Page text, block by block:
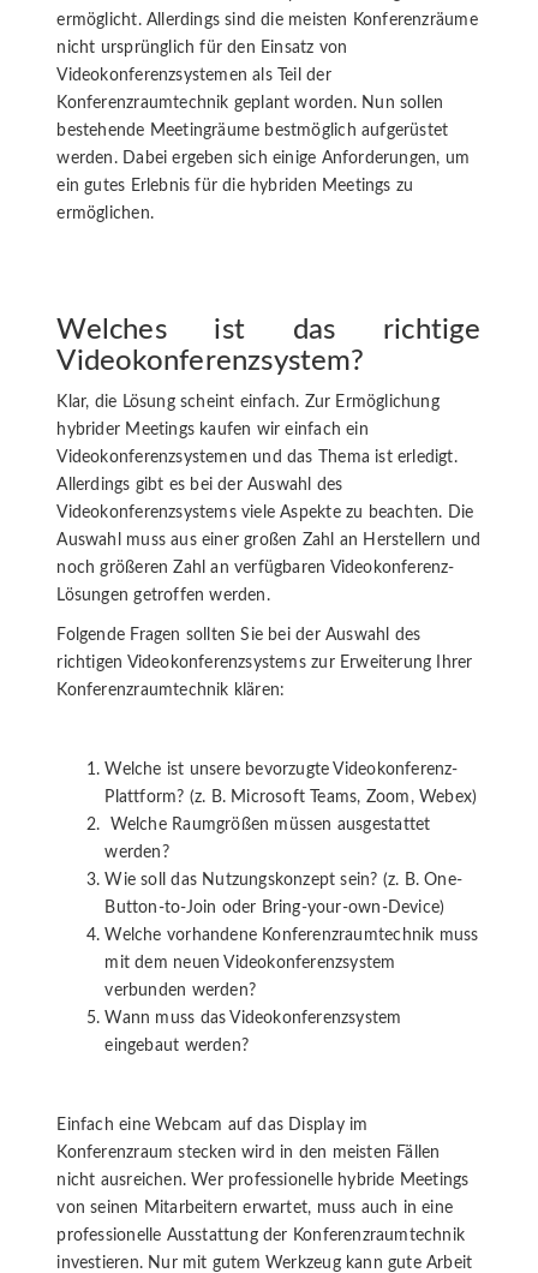
ermöglicht. Allerdings sind die meisten Konferenzräume
nicht ursprünglich für den Einsatz von
Videokonferenzsystemen als Teil der
Konferenzraumtechnik geplant worden. Nun sollen
bestehende Meetingräume bestmöglich aufgerüstet
werden. Dabei ergeben sich einige Anforderungen, um
ein gutes Erlebnis für die hybriden Meetings zu
ermöglichen.
Welches ist das richtige
Videokonferenzsystem?
Klar, die Lösung scheint einfach. Zur Ermöglichung
hybrider Meetings kaufen wir einfach ein
Videokonferenzsystemen und das Thema ist erledigt.
Allerdings gibt es bei der Auswahl des
Videokonferenzsystems viele Aspekte zu beachten. Die
Auswahl muss aus einer großen Zahl an Herstellern und
noch größeren Zahl an verfügbaren Videokonferenz-
Lösungen getroffen werden.
Folgende Fragen sollten Sie bei der Auswahl des
richtigen Videokonferenzsystems zur Erweiterung Ihrer
Konferenzraumtechnik klären:
Welche ist unsere bevorzugte Videokonferenz-
Plattform? (z. B. Microsoft Teams, Zoom, Webex)
Welche Raumgrößen müssen ausgestattet
werden?
Wie soll das Nutzungskonzept sein? (z. B. One-
Button-to-Join oder Bring-your-own-Device)
Welche vorhandene Konferenzraumtechnik muss
mit dem neuen Videokonferenzsystem
verbunden werden?
Wann muss das Videokonferenzsystem
eingebaut werden?
Einfach eine Webcam auf das Display im
Konferenzraum stecken wird in den meisten Fällen
nicht ausreichen. Wer professionelle hybride Meetings
von seinen Mitarbeitern erwartet, muss auch in eine
professionelle Ausstattung der Konferenzraumtechnik
investieren. Nur mit gutem Werkzeug kann gute Arbeit